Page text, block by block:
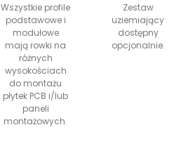
Wszystkie profile
podstawowe i
modułowe
mają rowki na
różnych
wysokościach
do montażu
płytek PCB i/lub
paneli
montażowych.
Zestaw
uziemiający
dostępny
opcjonalnie.